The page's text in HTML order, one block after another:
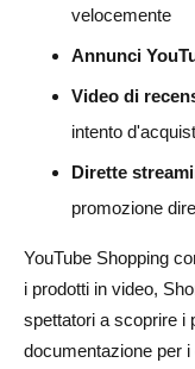
Quando usare gli
Errori comuni nelle
Come collaborare
dropshipping
Scegli prima i
Migliori formati di
Cosa verificare
velocemente
Annunci
Video di
intento
Dirette
promozione
YouTube Shopping
i prodotti in video,
spettatori a scoprire i
documentazione per